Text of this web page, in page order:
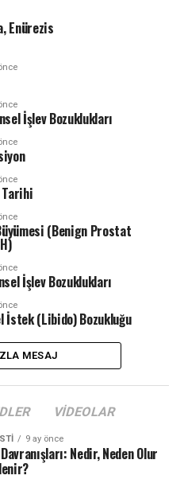
Enürezis
İşlev Bozuklukları
Tarihi
(Benign Prostat
İşlev Bozuklukları
İstek (Libido) Bozukluğu
MESAJ
VIDEOLAR
9 ay önce
Nedir, Neden Olur